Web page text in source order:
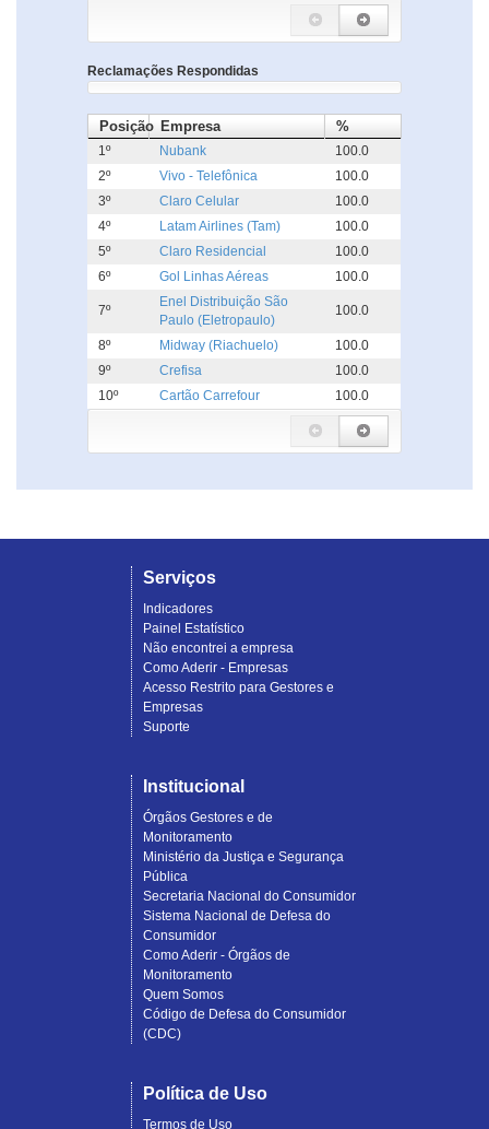
Reclamações Respondidas
Posição Empresa %
1º Nubank
100.0
2º
Vivo - Telefônica
100.0
3º
Claro Celular
100.0
4º
Latam Airlines (Tam)
100.0
5º
Claro Residencial
100.0
6º
Gol Linhas Aéreas 100.0
7º
Enel Distribuição São
Paulo (Eletropaulo)
100.0
8º Midway (Riachuelo)
100.0
9º
Crefisa
100.0
10º
Cartão Carrefour 100.0
Serviços
Indicadores
Painel Estatístico
Não encontrei a empresa
Como Aderir - Empresas
Acesso Restrito para Gestores e
Empresas
Suporte
Institucional
Órgãos Gestores e de
Monitoramento
Ministério da Justiça e Segurança
Pública
Secretaria Nacional do Consumidor
Sistema Nacional de Defesa do
Consumidor
Como Aderir - Órgãos de
Monitoramento
Quem Somos
Código de Defesa do Consumidor
(CDC)
Política de Uso
Termos de Uso